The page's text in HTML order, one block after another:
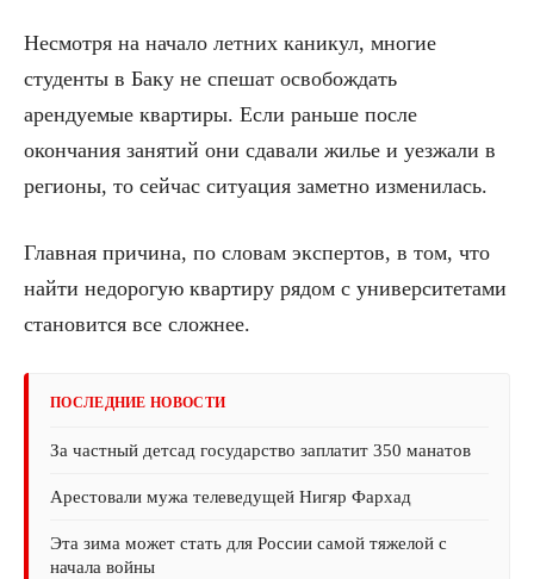
Несмотря на начало летних каникул, многие
студенты в Баку не спешат освобождать
арендуемые квартиры. Если раньше после
окончания занятий они сдавали жилье и уезжали в
регионы, то сейчас ситуация заметно изменилась.
Главная причина, по словам экспертов, в том, что
найти недорогую квартиру рядом с университетами
становится все сложнее.
ПОСЛЕДНИЕ НОВОСТИ
За частный детсад государство заплатит 350 манатов
Арестовали мужа телеведущей Нигяр Фархад
Эта зима может стать для России самой тяжелой с
начала войны